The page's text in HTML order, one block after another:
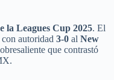
la Leagues Cup 2025. El
autoridad 3-0 al New
que contrastó